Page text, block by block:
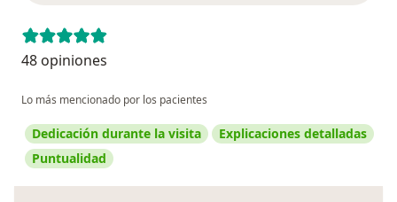
48 opiniones
Lo más mencionado por los pacientes
Dedicación durante la visita
Explicaciones detalladas
Puntualidad